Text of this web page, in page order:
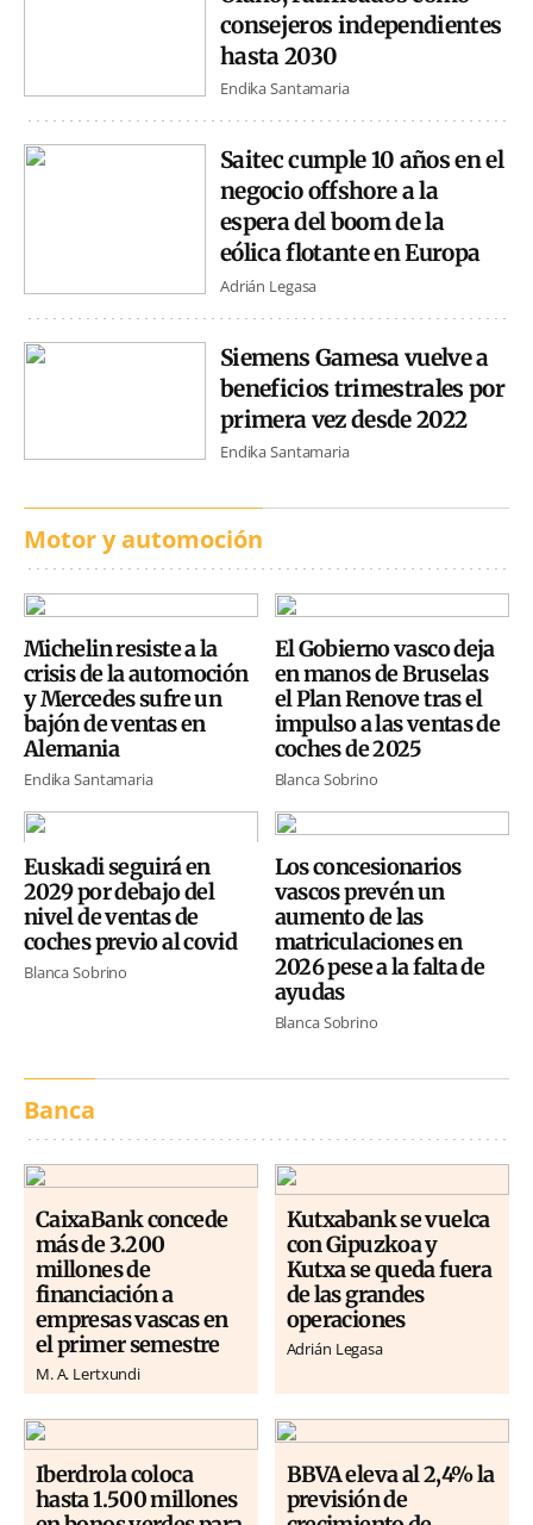
consejeros independientes
hasta 2030
Endika Santamaria
Saitec cumple 10 años en el
negocio offshore a la
espera del boom de la
eólica flotante en Europa
Adrián Legasa
Siemens Gamesa vuelve a
beneficios trimestrales por
primera vez desde 2022
Endika Santamaria
Motor y automoción
Michelin resiste a la
crisis de la automoción
y Mercedes sufre un
bajón de ventas en
Alemania
Endika Santamaria
El Gobierno vasco deja
en manos de Bruselas
el Plan Renove tras el
impulso a las ventas de
coches de 2025
Blanca Sobrino
Euskadi seguirá en
2029 por debajo del
nivel de ventas de
coches previo al covid
Blanca Sobrino
Los concesionarios
vascos prevén un
aumento de las
matriculaciones en
2026 pese a la falta de
ayudas
Blanca Sobrino
Banca
CaixaBank concede
más de 3.200
millones de
financiación a
empresas vascas en
el primer semestre
M. A. Lertxundi
Kutxabank se vuelca
con Gipuzkoa y
Kutxa se queda fuera
de las grandes
operaciones
Adrián Legasa
Iberdrola coloca
hasta 1.500 millones
BBVA eleva al 2,4% la
previsión de